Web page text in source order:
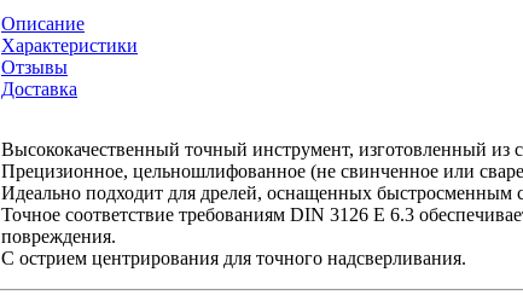
Описание
Характеристики
Отзывы
Доставка
Высококачественный точный инструмент, изготовленный из
Прецизионное, цельношлифованное (не свинченное или
Идеально подходит для дрелей, оснащенных быстросменным
Точное соответствие требованиям DIN 3126 E 6.3
повреждения.
С острием центрирования для точного надсверливания.